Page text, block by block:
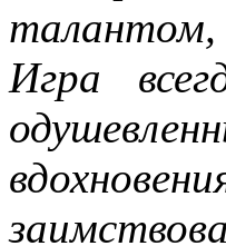
Игра